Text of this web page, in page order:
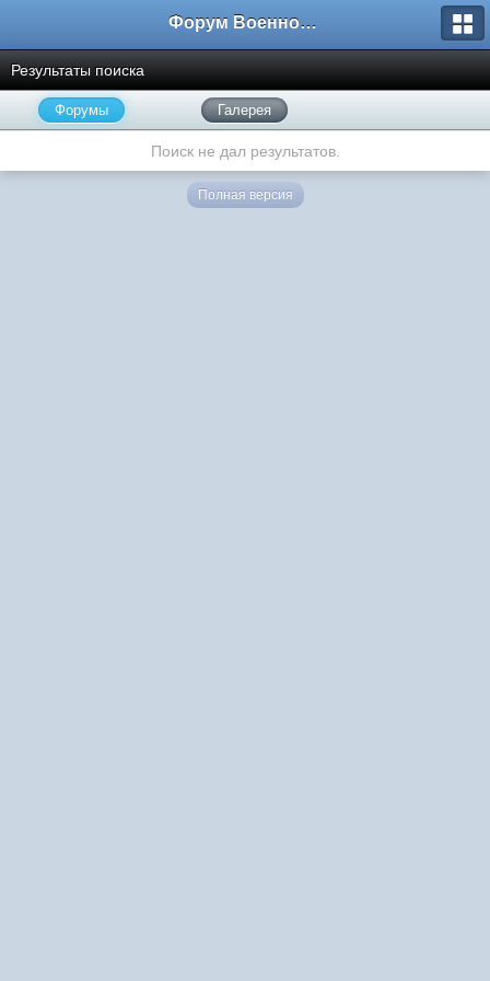
Форум Военно-Исторических Реконструкторов
Результаты поиска
Форумы Галерея
Поиск не дал результатов.
Полная версия